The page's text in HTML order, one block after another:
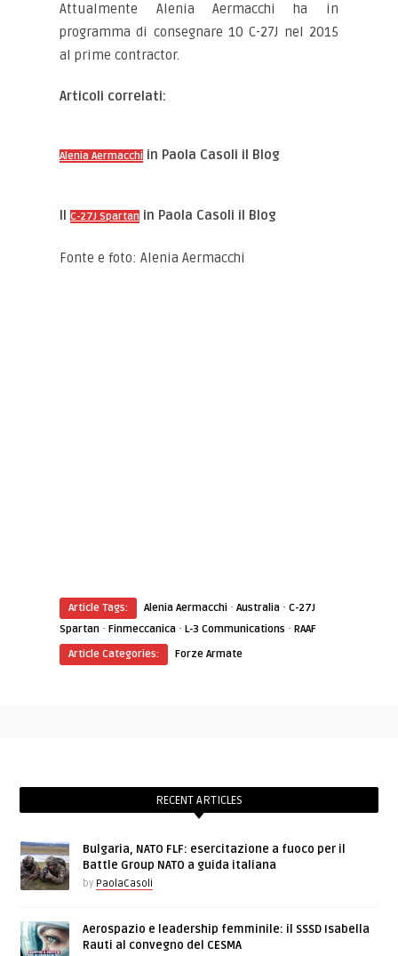
Attualmente Alenia Aermacchi ha in
programma di consegnare 10 C-27J nel 2015
al prime contractor.
Articoli correlati:
Alenia Aermacchi in Paola Casoli il Blog
IlC-27J Spartan in Paola Casoli il Blog
Fonte e foto: Alenia Aermacchi
Article Tags: Alenia Aermacchi ·Australia ·C-27J
Spartan ·Finmeccanica ·L-3 Communications ·RAAF
Article Categories:
Forze Armate
RECENT ARTICLES
Bulgaria, NATO FLF: esercitazione a fuoco per il
Battle Group NATO a guida italiana
by PaolaCasoli
Aerospazio e leadership femminile: il SSSD Isabella
Rauti al convegno del CESMA